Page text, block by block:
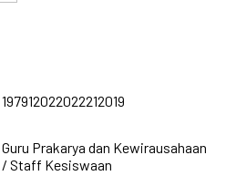
197912022022212019
Guru Prakarya dan Kewirausahaan
/ Staff Kesiswaan